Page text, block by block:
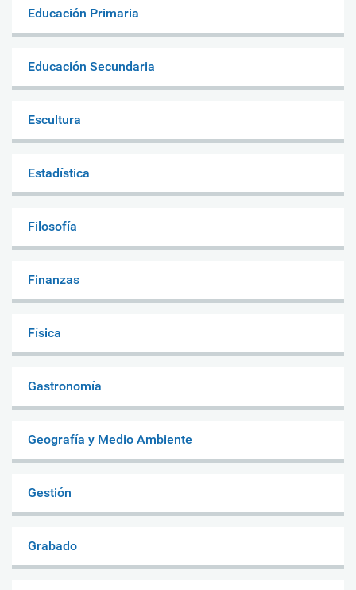
Educación Primaria
Educación Secundaria
Escultura
Estadística
Filosofía
Finanzas
Física
Gastronomía
Geografía y Medio Ambiente
Gestión
Grabado